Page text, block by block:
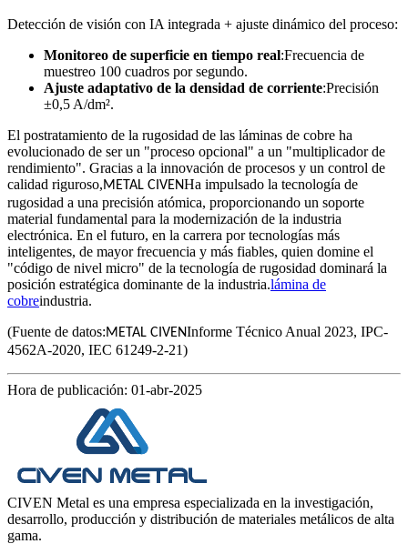
Detección de visión con IA integrada + ajuste dinámico del proceso:
Monitoreo de superficie en tiempo real:Frecuencia de
muestreo 100 cuadros por segundo.
Ajuste adaptativo de la densidad de corriente:Precisión
±0,5 A/dm².
El postratamiento de la rugosidad de las láminas de cobre ha
evolucionado de ser un "proceso opcional" a un "multiplicador de
rendimiento". Gracias a la innovación de procesos y un control de
calidad riguroso,METAL CIVENHa impulsado la tecnología de
rugosidad a una precisión atómica, proporcionando un soporte
material fundamental para la modernización de la industria
electrónica. En el futuro, en la carrera por tecnologías más
inteligentes, de mayor frecuencia y más fiables, quien domine el
"código de nivel micro" de la tecnología de rugosidad dominará la
posición estratégica dominante de la industria.lámina de
cobreindustria.
(Fuente de datos:METAL CIVENInforme Técnico Anual 2023, IPC-
4562A-2020, IEC 61249-2-21)
Hora de publicación: 01-abr-2025
CIVEN Metal es una empresa especializada en la investigación,
desarrollo, producción y distribución de materiales metálicos de alta
gama.